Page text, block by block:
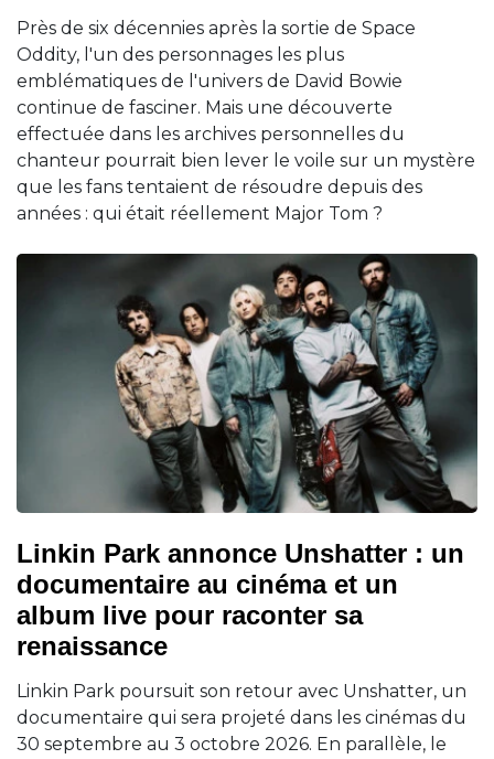
Près de six décennies après la sortie de Space
Oddity, l'un des personnages les plus
emblématiques de l'univers de David Bowie
continue de fasciner. Mais une découverte
effectuée dans les archives personnelles du
chanteur pourrait bien lever le voile sur un mystère
que les fans tentaient de résoudre depuis des
années : qui était réellement Major Tom ?
Linkin Park annonce Unshatter : un
documentaire au cinéma et un
album live pour raconter sa
renaissance
Linkin Park poursuit son retour avec Unshatter, un
documentaire qui sera projeté dans les cinémas du
30 septembre au 3 octobre 2026. En parallèle, le